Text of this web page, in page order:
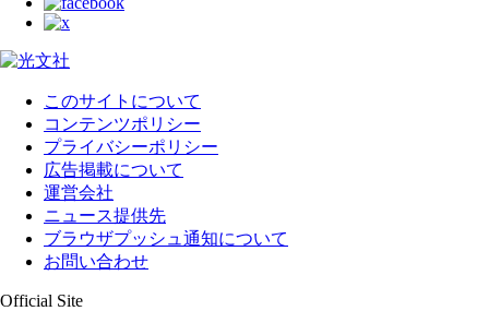
このサイトについて
コンテンツポリシー
プライバシーポリシー
広告掲載について
運営会社
ニュース提供先
ブラウザプッシュ通知について
お問い合わせ
Official Site